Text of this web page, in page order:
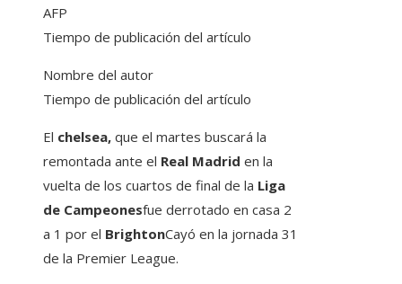
AFP
Tiempo de publicación del artículo
Nombre del autor
Tiempo de publicación del artículo
El chelsea, que el martes buscará la
remontada ante el Real Madrid en la
vuelta de los cuartos de final de la Liga
de Campeonesfue derrotado en casa 2
a 1 por el BrightonCayó en la jornada 31
de la Premier League.